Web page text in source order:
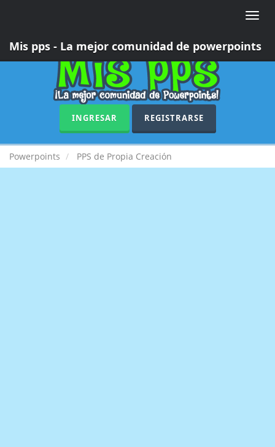
Toggle
Mis pps - La mejor comunidad de powerpoints
INGRESAR REGISTRARSE
Powerpoints PPS de Propia Creación